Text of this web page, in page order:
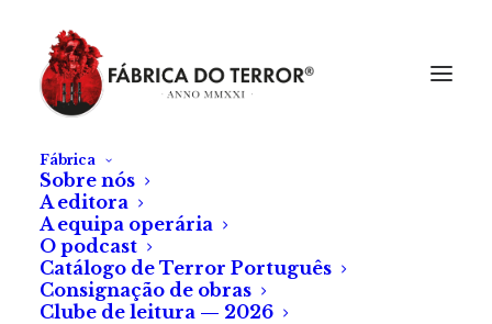
Fábrica
Sobre nós
A editora
A equipa operária
O podcast
Catálogo de Terror Português
Consignação de obras
Clube de leitura — 2026